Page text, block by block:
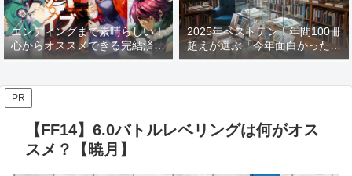
エンディングまで素晴らしい！
心からオススメできる完結済み
ラノベ
2025年ベストテン！年間100冊
超えが選ぶ「今年面白かった本
10選」！
PR
【FF14】6.0バトルレベリングは何がオス
スメ？【暁月】